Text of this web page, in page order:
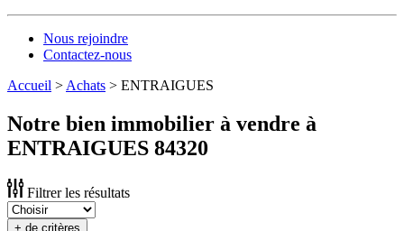
Nous rejoindre
Contactez-nous
Accueil > Achats > ENTRAIGUES
Notre bien immobilier à vendre à
ENTRAIGUES 84320
Filtrer les résultats
+ de critères